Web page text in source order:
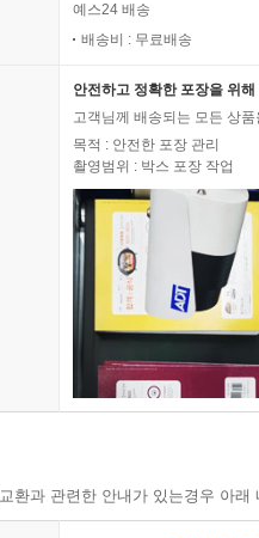
예스24 배송
배송비 : 무료배송
안전하고 정확한 포장을 위
고객님께 배송되는 모든 상
목적 : 안전한 포장 관리
촬영범위 : 박스 포장 작업
환과 관련한 안내가 있는경우 아